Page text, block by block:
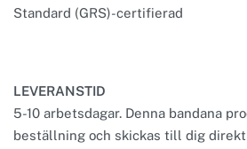
Standard (GRS)-certifierad
LEVERANSTID
5-10 arbetsdagar. Denna bandana
beställning och skickas till dig